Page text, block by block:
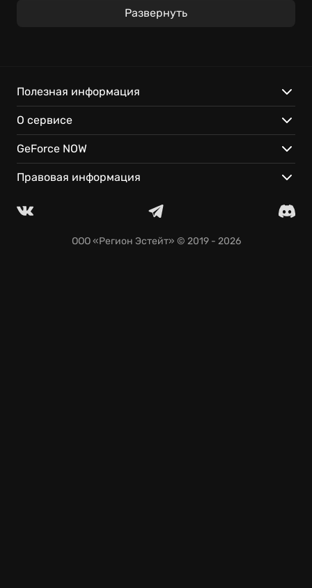
альтернативную историю, где технологии
Сражения с использованием передового
вооружения.
Альтернативная история, полная неожиданных
поворотов.
Мгновенный доступ к игре в облаке GeForce NOW.
Развернуть
Полезная информация
О сервисе
GeForce NOW
Правовая информация
ООО «Регион Эстейт» © 2019 - 2026